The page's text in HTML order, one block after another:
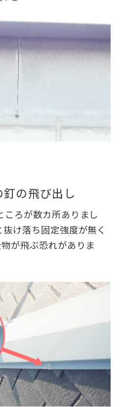
の飛び出し
ころが数カ所ありまし
け落ち固定強度が無く
が飛ぶ恐れがありま